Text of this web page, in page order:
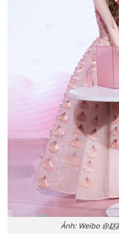
Ảnh: Weibo @赵